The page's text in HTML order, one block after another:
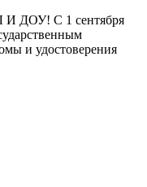
С 1 сентября
и удостоверения